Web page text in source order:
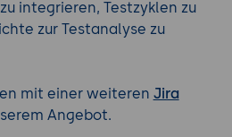
integrieren, Testzyklen zu
zur Testanalyse zu
mit einer weiteren Jira
Angebot.